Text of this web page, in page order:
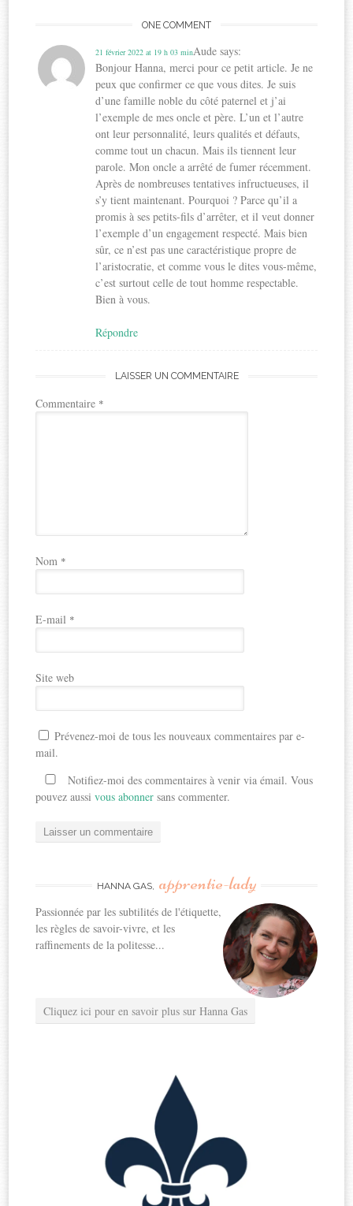
ONE COMMENT
Aude says:
21 février 2022 at 19 h 03 min
Bonjour Hanna, merci pour ce petit article. Je ne
peux que confirmer ce que vous dites. Je suis
d’une famille noble du côté paternel et j’ai
l’exemple de mes oncle et père. L’un et l’autre
ont leur personnalité, leurs qualités et défauts,
comme tout un chacun. Mais ils tiennent leur
parole. Mon oncle a arrêté de fumer récemment.
Après de nombreuses tentatives infructueuses, il
s’y tient maintenant. Pourquoi ? Parce qu’il a
promis à ses petits-fils d’arrêter, et il veut donner
l’exemple d’un engagement respecté. Mais bien
sûr, ce n’est pas une caractéristique propre de
l’aristocratie, et comme vous le dites vous-même,
c’est surtout celle de tout homme respectable.
Bien à vous.
Répondre
LAISSER UN COMMENTAIRE
Commentaire *
Nom *
E-mail *
Site web
Prévenez-moi de tous les nouveaux commentaires par e-
mail.
Notifiez-moi des commentaires à venir via émail. Vous
pouvez aussivous abonner sans commenter.
HANNA GAS, apprentie-lady
Passionnée par les subtilités de l'étiquette,
les règles de savoir-vivre, et les
raffinements de la politesse...
Cliquez ici pour en savoir plus sur Hanna Gas